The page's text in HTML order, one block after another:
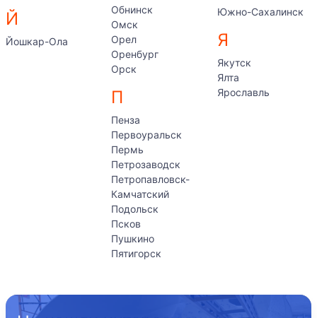
Й
Йошкар-Ола
Обнинск
Омск
Орел
Оренбург
Орск
П
Пенза
Первоуральск
Пермь
Петрозаводск
Петропавловск-
Камчатский
Подольск
Псков
Пушкино
Пятигорск
Южно-Сахалинск
Я
Якутск
Ялта
Ярославль